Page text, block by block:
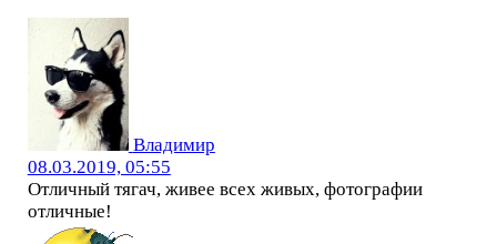
Владимир
08.03.2019, 05:55
Отличный тягач, живее всех живых, фотографии
отличные!